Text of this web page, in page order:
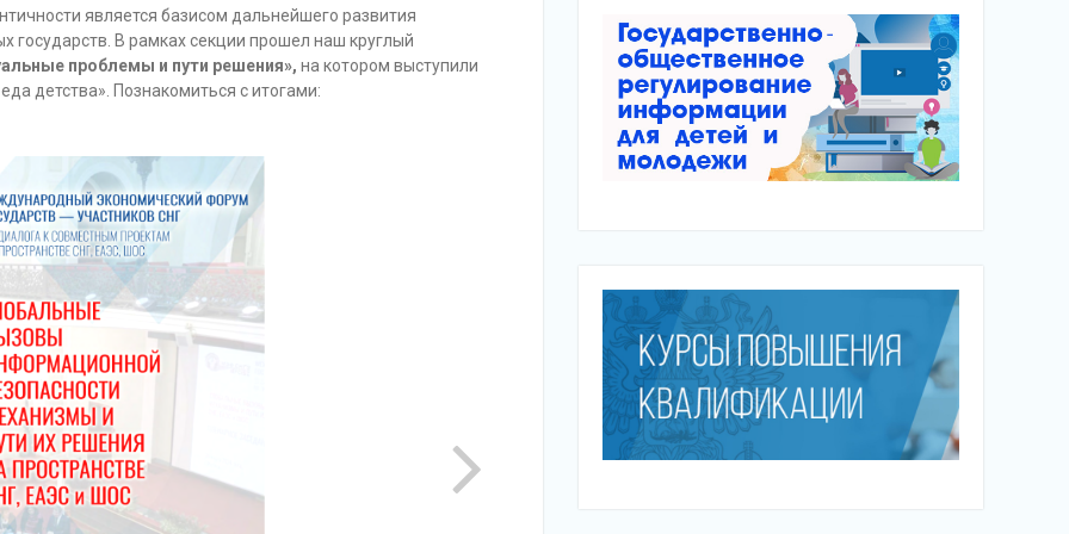
является базисом дальнейшего развития
государств. В рамках секции прошел наш круглый
проблемы и пути решения», на котором выступили
детства». Познакомиться с итогами: